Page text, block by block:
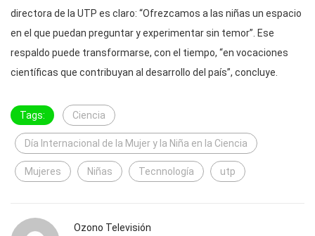
directora de la UTP es claro: “Ofrezcamos a las niñas un espacio
en el que puedan preguntar y experimentar sin temor”. Ese
respaldo puede transformarse, con el tiempo, “en vocaciones
científicas que contribuyan al desarrollo del país”, concluye.
Tags: Ciencia
Día Internacional de la Mujer y la Niña en la Ciencia
Mujeres Niñas Tecnnología utp
Ozono Televisión